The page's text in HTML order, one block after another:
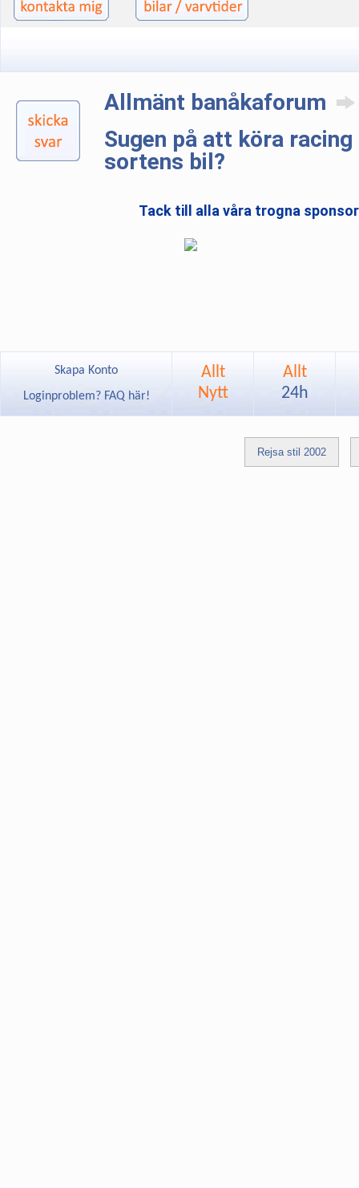
Allmänt banåkaforum
Sugen på att köra
sortens bil?
Tack till alla våra trogna
Skapa Konto
Loginproblem? FAQ här!
Allt
Nytt
Allt
24h
Rejsa stil 2002